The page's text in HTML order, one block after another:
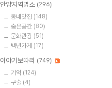
안양지역명소 (296)
동네맛집 (148)
숨은공간 (80)
문화관광 (51)
백년가게 (17)
이야기보따리 (749)
기억 (124)
구술 (4)